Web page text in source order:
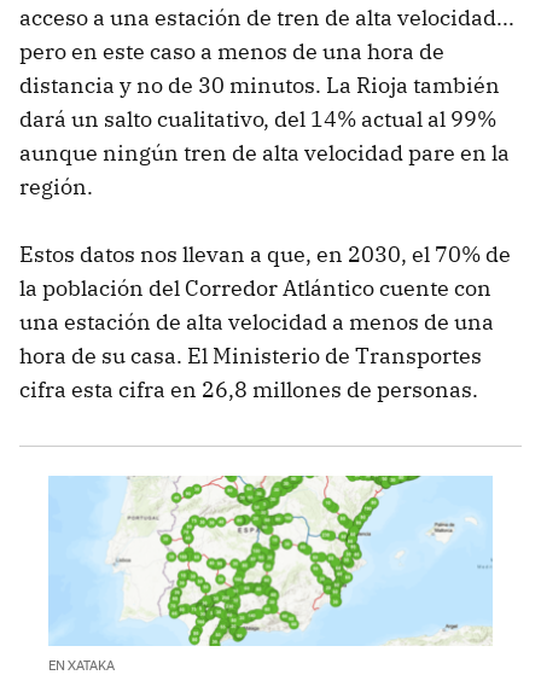
acceso a una estación de tren de alta velocidad...
pero en este caso a menos de una hora de
distancia y no de 30 minutos. La Rioja también
dará un salto cualitativo, del 14% actual al 99%
aunque ningún tren de alta velocidad pare en la
región.
Estos datos nos llevan a que, en 2030, el 70% de
la población del Corredor Atlántico cuente con
una estación de alta velocidad a menos de una
hora de su casa. El Ministerio de Transportes
cifra esta cifra en 26,8 millones de personas.
EN XATAKA